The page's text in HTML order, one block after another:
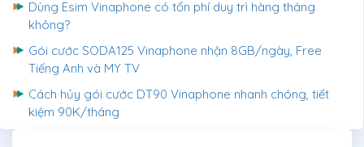
Dùng Esim Vinaphone có tốn phí duy trì hàng tháng
không?
Gói cước SODA125 Vinaphone nhận 8GB/ngày, Free
Tiếng Anh và MY TV
Cách hủy gói cước DT90 Vinaphone nhanh chóng, tiết
kiệm 90K/tháng